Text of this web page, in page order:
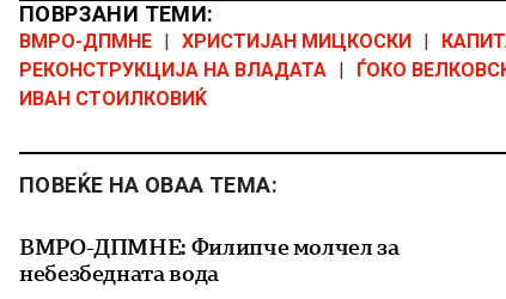
ПОВРЗАНИ ТЕМИ:
ВМРО-ДПМНЕ | ХРИСТИЈАН МИЦКОСКИ |
РЕКОНСТРУКЦИЈА НА ВЛАДАТА | ЃОКО
ИВАН СТОИЛКОВИЌ
ПОВЕЌЕ НА ОВАА ТЕМА:
ВМРО-ДПМНЕ: Филипче молчел за
небезбедната вода